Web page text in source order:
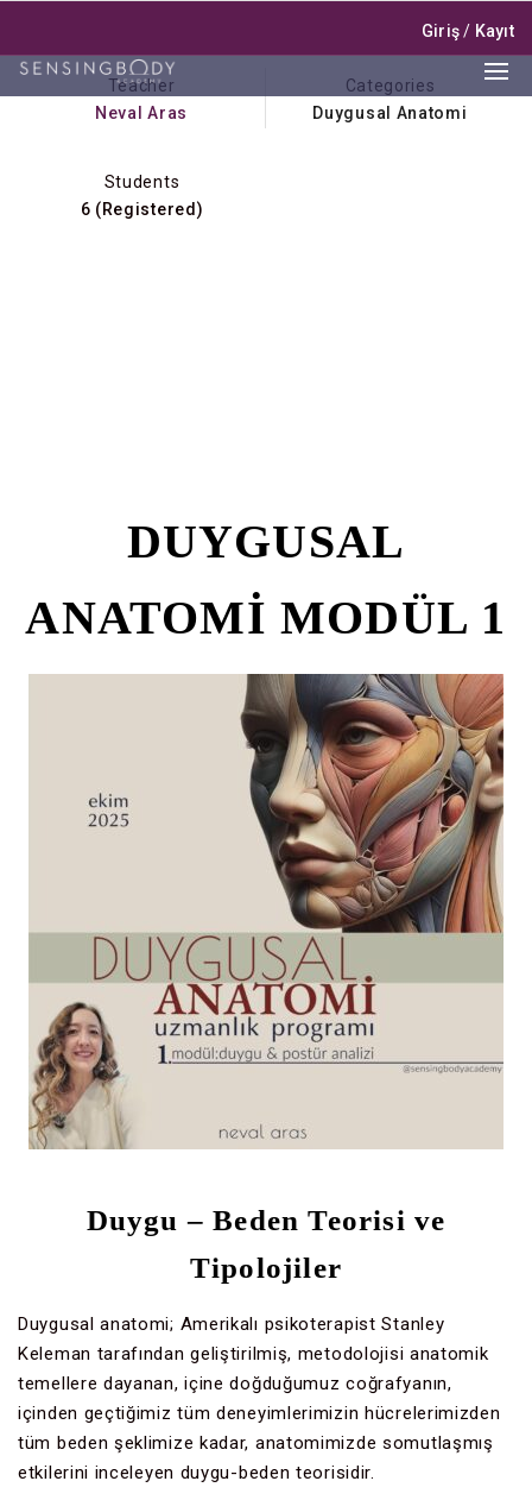
Giriş/ Kayıt
Teacher
Neval Aras
Categories
Duygusal Anatomi
Students
6 (Registered)
DUYGUSAL
ANATOMİ MODÜL 1
Duygu – Beden Teorisi ve
Tipolojiler
Duygusal anatomi; Amerikalı psikoterapist Stanley
Keleman tarafından geliştirilmiş, metodolojisi anatomik
temellere dayanan, içine doğduğumuz coğrafyanın,
içinden geçtiğimiz tüm deneyimlerimizin hücrelerimizden
tüm beden şeklimize kadar, anatomimizde somutlaşmış
etkilerini inceleyen duygu-beden teorisidir.